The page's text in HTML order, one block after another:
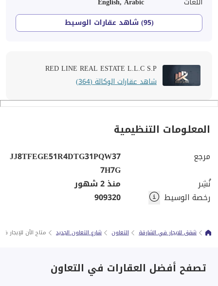
(95) شاهد عقارات الوسيط
RED LINE REAL ESTATE L.L.C S.P
شاهد عقارات الوكالة (364)
المعلومات التنظيمية
مرجع
JJ8TFEGE51R4DTG31PQW37
7H7G
نُشِر
منذ 2 شهور
رخصة الوسيط
909320
شقق للايجار في الشارقة التعاون شارع التعاون الجديد متاح الآن للإيجار
تصفح أفضل العقارات في التعاون